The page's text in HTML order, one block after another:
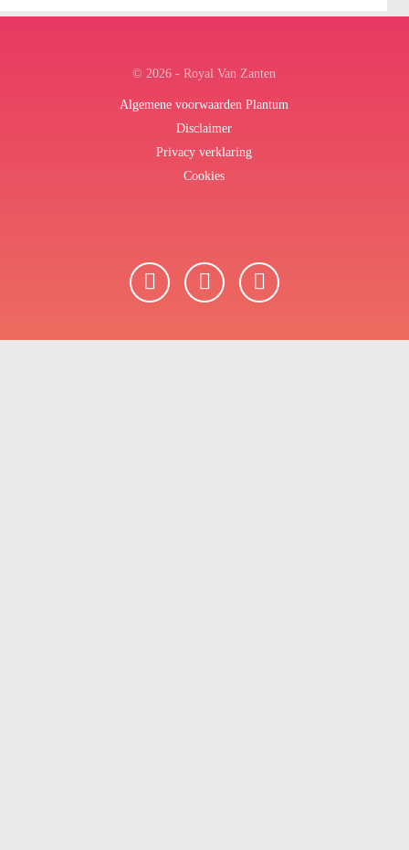
© 2026 - Royal Van Zanten
Algemene voorwaarden Plantum
Disclaimer
Privacy verklaring
Cookies